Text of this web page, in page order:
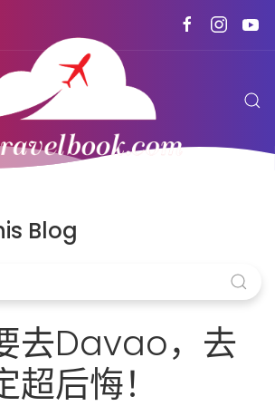
Blog
去Davao，去
后悔！